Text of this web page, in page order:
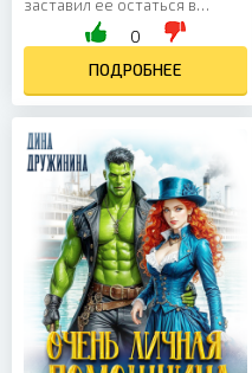
заставил её остаться в
новогоднюю ночь — и это
спасло ей жизнь. Но её
подруги полетели без неё.
Самолёт пропал. Как жить
дальше, когда ты
влюбляешься в того, кто
должен был быть твоим
врагом? В тексте есть:
корпоратив, начальник и
подчиненная, новый год...
0
ПОДРОБНЕЕ